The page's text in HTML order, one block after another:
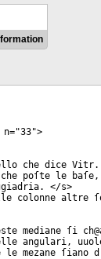
n="33">
che dice
poſte le
</s>
colonne altre
mediane ſi
angulari,
le mezane